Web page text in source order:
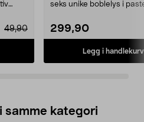
49,90
seks unike boblelys i
299,90
Legg i handlekurv
samme kategori